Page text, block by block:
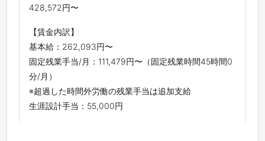
428,572円〜
【賃金内訳】
基本給：262,093円〜
固定残業手当/月：111,479円〜（固定残業時間45時間0
分/月）
※超過した時間外労働の残業手当は追加支給
生涯設計手当：55,000円